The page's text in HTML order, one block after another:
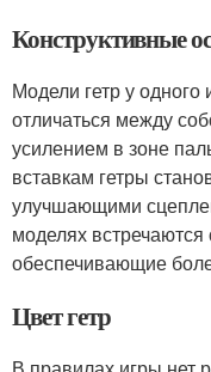
Конструктивные
Модели гетр у одного
отличаться между
усилением в зоне
вставкам гетры
улучшающими
моделях встречаются
обеспечивающие
Цвет гетр